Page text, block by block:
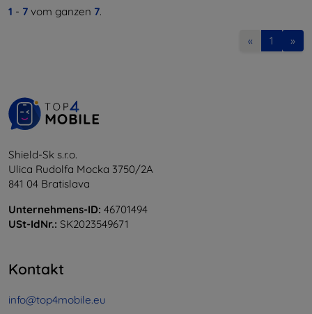
1 - 7 vom ganzen 7.
« 1 »
Shield-Sk s.r.o.
Ulica Rudolfa Mocka 3750/2A
841 04 Bratislava
Unternehmens-ID: 46701494
USt-IdNr.: SK2023549671
Kontakt
info@top4mobile.eu